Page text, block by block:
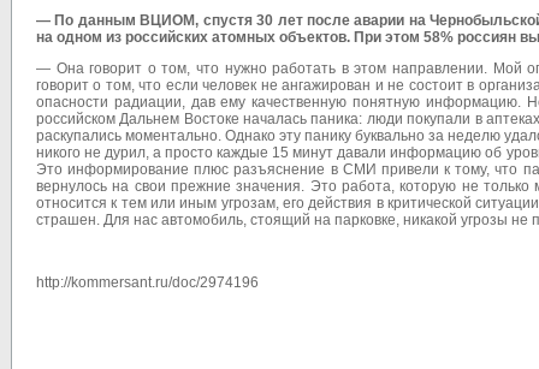
— По данным ВЦИОМ, спустя 30 лет после аварии на
на одном из российских атомных объектов. При этом 58% россиян
— Она говорит о том, что нужно работать в этом направлении. Мой
говорит о том, что если человек не ангажирован и не состоит в
опасности радиации, дав ему качественную понятную информацию.
российском Дальнем Востоке началась паника: люди покупали в
раскупались моментально. Однако эту панику буквально за неделю
никого не дурил, а просто каждые 15 минут давали информацию об
Это информирование плюс разъяснение в СМИ привели к тому, что
вернулось на свои прежние значения. Это работа, которую не
относится к тем или иным угрозам, его действия в критической
страшен. Для нас автомобиль, стоящий на парковке, никакой угрозы
http://kommersant.ru/doc/2974196